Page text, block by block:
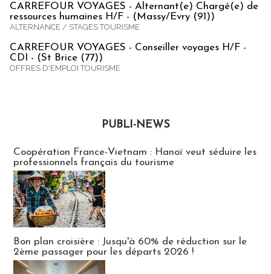
CARREFOUR VOYAGES - Alternant(e) Chargé(e) de
ressources humaines H/F - (Massy/Evry (91))
ALTERNANCE / STAGES TOURISME
CARREFOUR VOYAGES - Conseiller voyages H/F -
CDI - (St Brice (77))
OFFRES D'EMPLOI TOURISME
PUBLI-NEWS
Coopération France-Vietnam : Hanoï veut séduire les
professionnels français du tourisme
Bon plan croisière : Jusqu'à 60% de réduction sur le
2ème passager pour les départs 2026 !